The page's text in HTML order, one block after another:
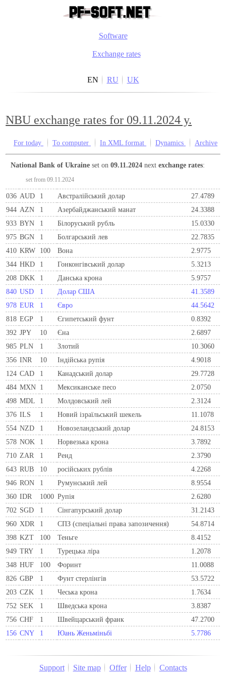
Software
Exchange rates
EN RU UK
NBU exchange rates for 09.11.2024 y.
For today To computer In XML format Dynamics Archive
National Bank of Ukraine set on09.11.2024 nextexchange rates:
set from 09.11.2024
036 AUD 1 Австралійський долар
27.4789
944 AZN 1 Азербайджанський манат
24.3388
933 BYN 1 Бiлоруський рубль
15.0330
975 BGN 1 Болгарський лев
22.7835
410 KRW 100 Вона
2.9775
344 HKD 1 Гонконгівський долар
5.3213
208 DKK 1 Данська крона
5.9757
840 USD 1 Долар США
41.3589
978 EUR 1 Євро
44.5642
818 EGP 1 Єгипетський фунт
0.8392
392 JPY 10 Єна
2.6897
985 PLN 1 Злотий
10.3060
356 INR 10 Індійська рупія
4.9018
124 CAD 1 Канадський долар
29.7728
484 MXN 1 Мексиканське песо
2.0750
498 MDL 1 Молдовський лей
2.3124
376 ILS 1 Новий ізраїльський шекель
11.1078
554 NZD 1 Новозеландський долар
24.8153
578 NOK 1 Норвезька крона
3.7892
710 ZAR 1 Ренд
2.3790
643 RUB 10 російських рублів
4.2268
946 RON 1 Румунський лей
8.9554
360 IDR 1000 Рупія
2.6280
702 SGD 1 Сінгапурський долар
31.2143
960 XDR 1 СПЗ (спеціальні права запозичення)
54.8714
398 KZT 100 Теньге
8.4152
949 TRY 1 Турецька ліра
1.2078
348 HUF 100 Форинт
11.0088
826 GBP 1 Фунт стерлінгів
53.5722
203 CZK 1 Чеська крона
1.7634
752 SEK 1 Шведська крона
3.8387
756 CHF 1 Швейцарський франк
47.2700
156 CNY 1 Юань Женьміньбі 5.7786
Support Site map Offer Help Contacts